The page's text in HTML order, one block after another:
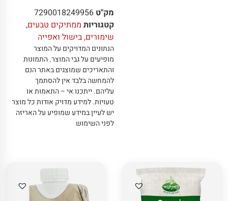
מק"ט 7290018249956
קטגוריות ממתיקים טבעים,
שימורים, בישול ואפייה
הנתונים המדויקים על המוצר
מופיעים על גבי המוצר.התמונות
והתאריכים שמוצגים באתר הנם
להמחשה בלבד אין להסתמך
עליהם.ייתכנו אי – התאמות או
טעויות.למידע מדויק אודות כל מוצר
יש לעיין במידע שמופיע על האריזה
לפני השימוש